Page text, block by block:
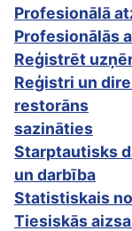
Profesionālā
Profesionālās
Reģistrēt
Reģistri un
restorāns
sazināties
Starptautisks
un darbība
Statistiskais
Tiesiskās